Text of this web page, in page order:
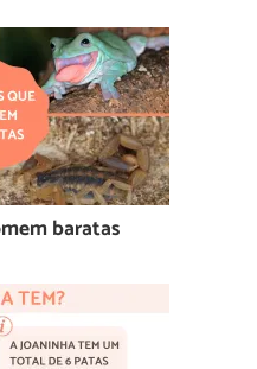
baratas